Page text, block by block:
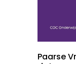
Paarse